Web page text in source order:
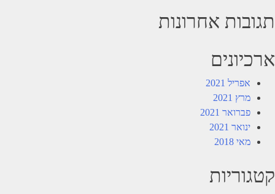
תגובות אחרונות
ארכיונים
אפריל 2021
מרץ 2021
פברואר 2021
ינואר 2021
מאי 2018
קטגוריות